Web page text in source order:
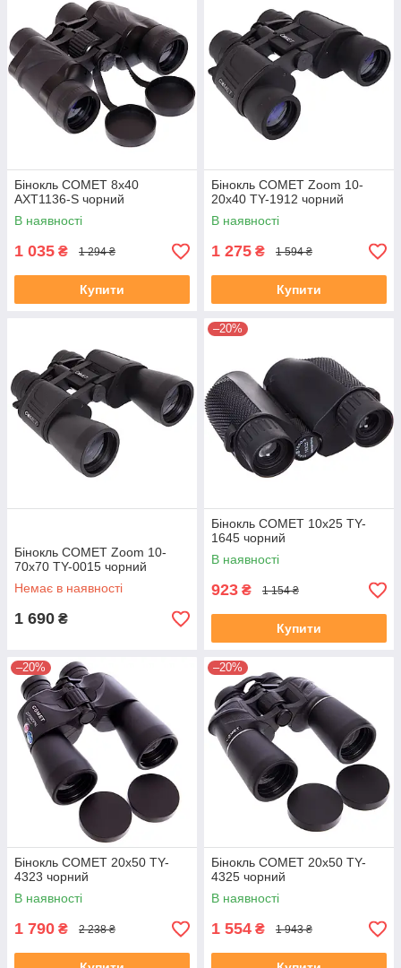
Бінокль COMET 8х40
AXT1136-S чорний
В наявності
1 035 ₴ 1 294 ₴
Купити
Бінокль COMET Zoom 10-
20х40 TY-1912 чорний
В наявності
1 275 ₴ 1 594 ₴
Купити
Бінокль COMET Zoom 10-
70х70 TY-0015 чорний
Немає в наявності
1 690 ₴
–20%
Бінокль COMET 10х25 TY-
1645 чорний
В наявності
923 ₴ 1 154 ₴
Купити
–20%
Бінокль COMET 20х50 TY-
4323 чорний
В наявності
1 790 ₴ 2 238 ₴
–20%
Бінокль COMET 20х50 TY-
4325 чорний
В наявності
1 554 ₴ 1 943 ₴